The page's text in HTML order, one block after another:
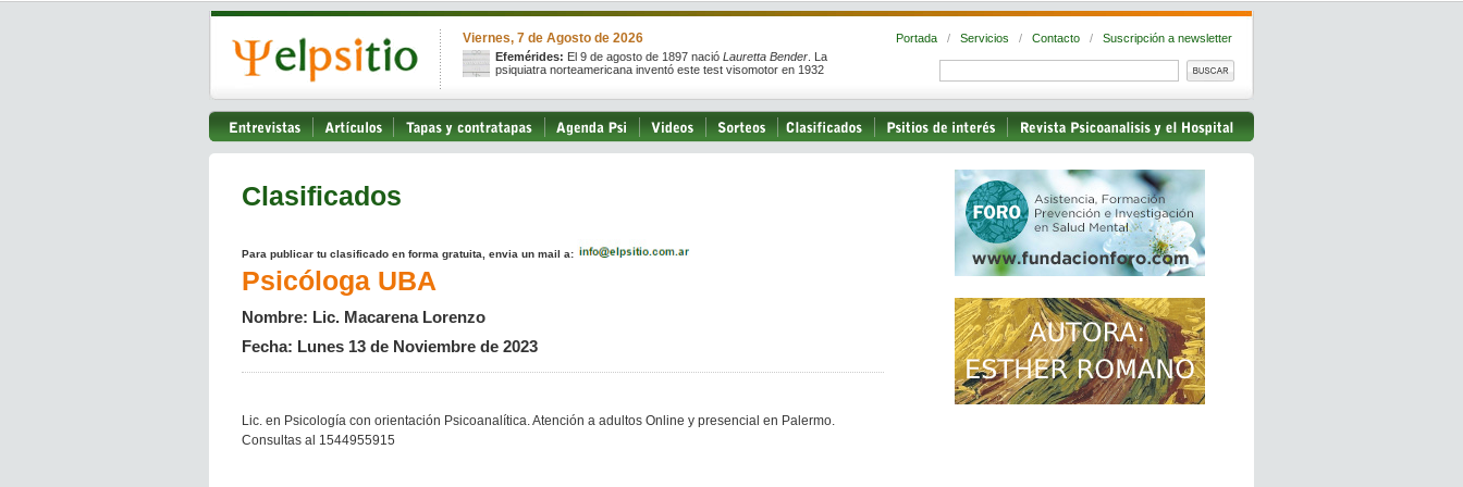
Viernes, 7 de Agosto de 2026
Efemérides: El 9 de agosto de 1897 nació Lauretta Bender . La
psiquiatra norteamericana inventó este test visomotor en 1932
Portada / Servicios / Contacto / Suscripción a newsletter
Clasificados
Para publicar tu clasificado en forma gratuita, envia un mail a:
Psicóloga UBA
Nombre: Lic. Macarena Lorenzo
Fecha: Lunes 13 de Noviembre de 2023
Lic. en Psicología con orientación Psicoanalítica. Atención a adultos Online y presencial en Palermo.
Consultas al 1544955915